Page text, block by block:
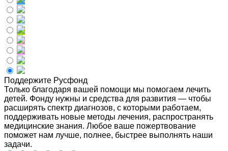
Поддержите Русфонд
Только благодаря вашей помощи мы помогаем лечить
детей. Фонду нужны и средства для развития — чтобы
расширять спектр диагнозов, с которыми работаем,
поддерживать новые методы лечения, распространять
медицинские знания. Любое ваше пожертвование
поможет нам лучше, полнее, быстрее выполнять наши
задачи.